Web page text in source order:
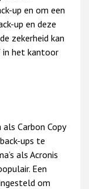
up en om een
up en deze
zekerheid kan
in het kantoor
Carbon Copy
ups te
als Acronis
Een
om